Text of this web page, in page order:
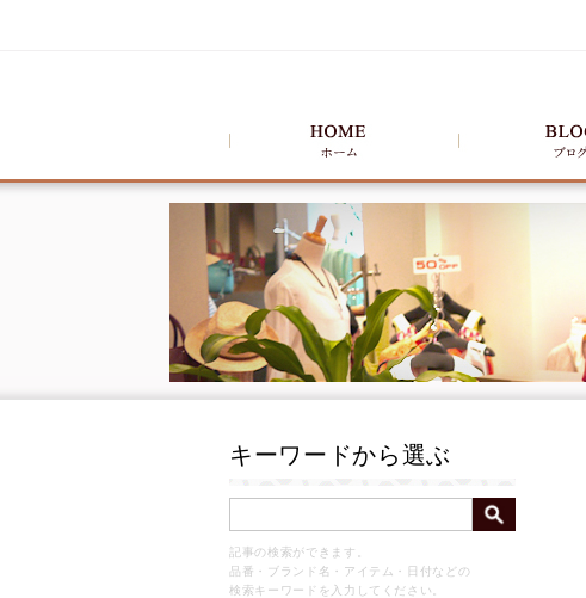
キーワードから選ぶ
記事の検索ができます。
品番・ブランド名・アイテム・日付などの
検索キーワードを入力してください。